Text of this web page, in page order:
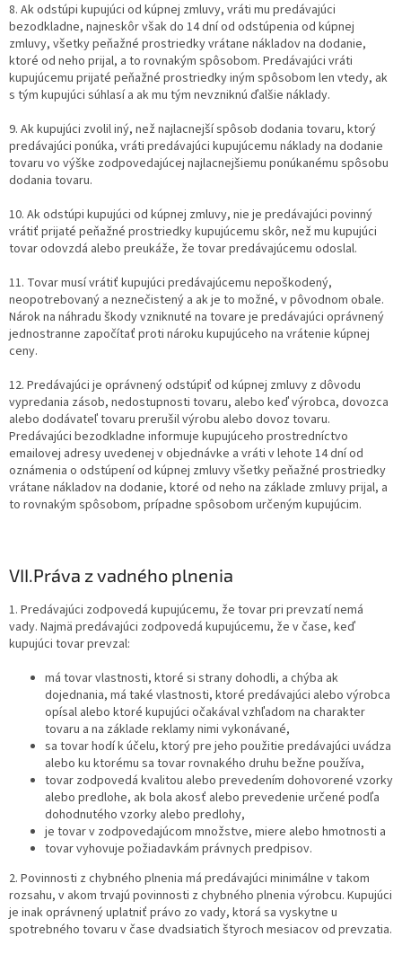
8. Ak odstúpi kupujúci od kúpnej zmluvy, vráti mu predávajúci
bezodkladne, najneskôr však do 14 dní od odstúpenia od kúpnej
zmluvy, všetky peňažné prostriedky vrátane nákladov na dodanie,
ktoré od neho prijal, a to rovnakým spôsobom. Predávajúci vráti
kupujúcemu prijaté peňažné prostriedky iným spôsobom len vtedy, ak
s tým kupujúci súhlasí a ak mu tým nevzniknú ďalšie náklady.
9. Ak kupujúci zvolil iný, než najlacnejší spôsob dodania tovaru, ktorý
predávajúci ponúka, vráti predávajúci kupujúcemu náklady na dodanie
tovaru vo výške zodpovedajúcej najlacnejšiemu ponúkanému spôsobu
dodania tovaru.
10. Ak odstúpi kupujúci od kúpnej zmluvy, nie je predávajúci povinný
vrátiť prijaté peňažné prostriedky kupujúcemu skôr, než mu kupujúci
tovar odovzdá alebo preukáže, že tovar predávajúcemu odoslal.
11. Tovar musí vrátiť kupujúci predávajúcemu nepoškodený,
neopotrebovaný a neznečistený a ak je to možné, v pôvodnom obale.
Nárok na náhradu škody vzniknuté na tovare je predávajúci oprávnený
jednostranne započítať proti nároku kupujúceho na vrátenie kúpnej
ceny.
12. Predávajúci je oprávnený odstúpiť od kúpnej zmluvy z dôvodu
vypredania zásob, nedostupnosti tovaru, alebo keď výrobca, dovozca
alebo dodávateľ tovaru prerušil výrobu alebo dovoz tovaru.
Predávajúci bezodkladne informuje kupujúceho prostredníctvo
emailovej adresy uvedenej v objednávke a vráti v lehote 14 dní od
oznámenia o odstúpení od kúpnej zmluvy všetky peňažné prostriedky
vrátane nákladov na dodanie, ktoré od neho na základe zmluvy prijal, a
to rovnakým spôsobom, prípadne spôsobom určeným kupujúcim.
VII.Práva z vadného plnenia
1. Predávajúci zodpovedá kupujúcemu, že tovar pri prevzatí nemá
vady. Najmä predávajúci zodpovedá kupujúcemu, že v čase, keď
kupujúci tovar prevzal:
má tovar vlastnosti, ktoré si strany dohodli, a chýba ak
dojednania, má také vlastnosti, ktoré predávajúci alebo výrobca
opísal alebo ktoré kupujúci očakával vzhľadom na charakter
tovaru a na základe reklamy nimi vykonávané,
sa tovar hodí k účelu, ktorý pre jeho použitie predávajúci uvádza
alebo ku ktorému sa tovar rovnakého druhu bežne používa,
tovar zodpovedá kvalitou alebo prevedením dohovorené vzorky
alebo predlohe, ak bola akosť alebo prevedenie určené podľa
dohodnutého vzorky alebo predlohy,
je tovar v zodpovedajúcom množstve, miere alebo hmotnosti a
tovar vyhovuje požiadavkám právnych predpisov.
2. Povinnosti z chybného plnenia má predávajúci minimálne v takom
rozsahu, v akom trvajú povinnosti z chybného plnenia výrobcu. Kupujúci
je inak oprávnený uplatniť právo zo vady, ktorá sa vyskytne u
spotrebného tovaru v čase dvadsiatich štyroch mesiacov od prevzatia.